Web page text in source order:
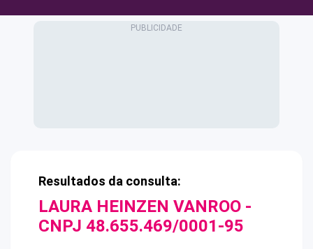
Resultados da consulta:
LAURA HEINZEN VANROO -
CNPJ 48.655.469/0001-95